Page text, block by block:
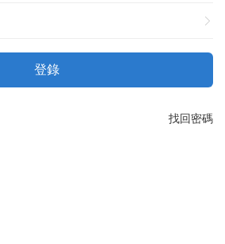
登錄
找回密碼